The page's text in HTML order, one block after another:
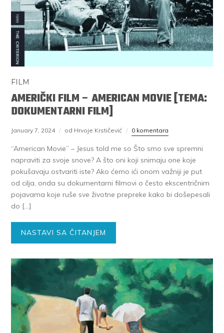
FILM
AMERIČKI FILM – AMERICAN MOVIE [TEMA:
DOKUMENTARNI FILM]
January 7, 2024 od Hrvoje Krstičević 0 komentara
“American Movie” – Jesus told me so Što smo sve spremni
napraviti za svoje snove? A što oni koji snimaju one koje
pokušavaju ostvariti iste? Ako ćemo ići onom važniji je put
od cilja, onda su dokumentarni filmovi o često ekscentričnim
pojavama koje ruše sve životne prepreke kako bi došepesali
do […]
NASTAVI SA ČITANJEM